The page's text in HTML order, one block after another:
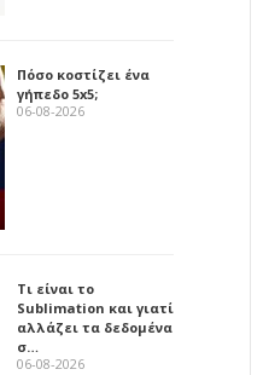
Πόσο κοστίζει ένα
γήπεδο 5x5;
06-08-2026
Τι είναι το
Sublimation και γιατί
αλλάζει τα δεδομένα
σ…
06-08-2026